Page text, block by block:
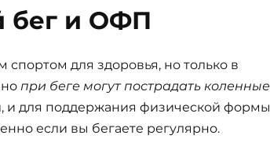
бег и ОФП
спортом для здоровья, но только в
при беге могут пострадать коленные
и для поддержания физической формы
если вы бегаете регулярно.